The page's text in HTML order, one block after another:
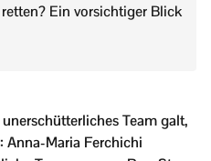
Ein vorsichtiger Blick
Team galt,
Anna-Maria Ferchichi